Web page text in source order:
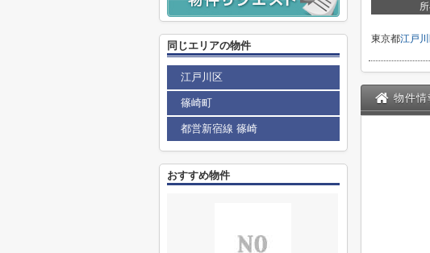
東京都江戸
物件情
同じエリアの物件
江戸川区
篠崎町
都営新宿線 篠崎
おすすめ物件